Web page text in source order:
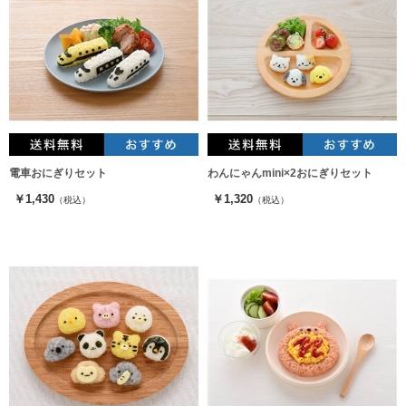
電車おにぎりセット
￥1,430 （税込）
わんにゃんmini×2おにぎりセット
￥1,320 （税込）